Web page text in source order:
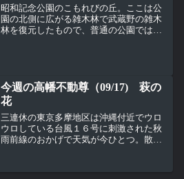
昭和記念公園のこもれびの丘。ここは公
園の北側に広がる雑木林で武蔵野の雑木
林を復元したもので、普通の公園ではあ
今週の高幡不動尊（09/17) 萩の
花
三連休の東京多摩地区は沖縄付近でウロ
ウロしている台風１６号に刺激された秋
雨前線のおかげで天気が今ひとつ。散歩
こんな秋らしい光景を見ることができ